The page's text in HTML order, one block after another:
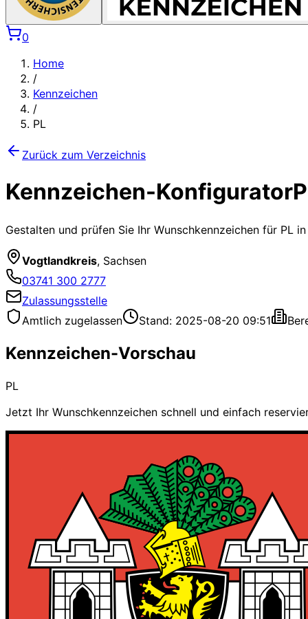
0
Home
/
Kennzeichen
/
PL
Zurück zum Verzeichnis
Kennzeichen-Konfigurator
Gestalten und prüfen Sie Ihr Wunschkennzeichen für PL
Vogtlandkreis, Sachsen
03741 300 2777
Zulassungsstelle
Amtlich zugelassen
Stand: 2025-08-20 09:51
Kennzeichen-Vorschau
PL
Jetzt Ihr Wunschkennzeichen schnell und einfach